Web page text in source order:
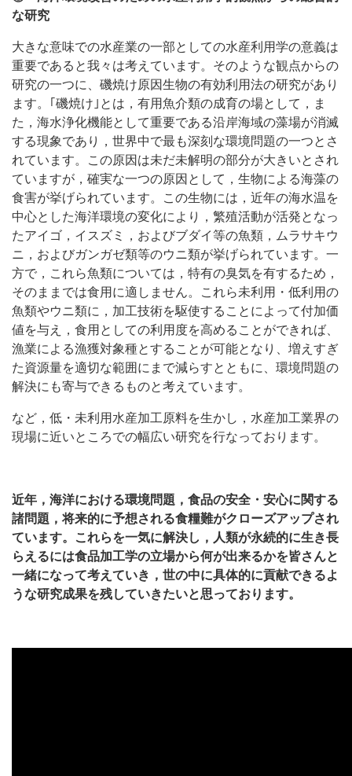
な研究
大きな意味での水産業の一部としての水産利用学の意義は
重要であると我々は考えています。そのような観点からの
研究の一つに、磯焼け原因生物の有効利用法の研究があり
ます。｢磯焼け｣とは，有用魚介類の成育の場として，ま
た，海水浄化機能として重要である沿岸海域の藻場が消滅
する現象であり，世界中で最も深刻な環境問題の一つとさ
れています。この原因は未だ未解明の部分が大きいとされ
ていますが，確実な一つの原因として，生物による海藻の
食害が挙げられています。この生物には，近年の海水温を
中心とした海洋環境の変化により，繁殖活動が活発となっ
たアイゴ，イスズミ，およびブダイ等の魚類，ムラサキウ
ニ，およびガンガゼ類等のウニ類が挙げられています。一
方で，これら魚類については，特有の臭気を有するため，
そのままでは食用に適しません。これら未利用・低利用の
魚類やウニ類に，加工技術を駆使することによって付加価
値を与え，食用としての利用度を高めることができれば、
漁業による漁獲対象種とすることが可能となり、増えすぎ
た資源量を適切な範囲にまで減らすとともに、環境問題の
解決にも寄与できるものと考えています。
など，低・未利用水産加工原料を生かし，水産加工業界の
現場に近いところでの幅広い研究を行なっております。
近年，海洋における環境問題，食品の安全・安心に関する
諸問題，将来的に予想される食糧難がクローズアップされ
ています。これらを一気に解決し，人類が永続的に生き長
らえるには食品加工学の立場から何が出来るかを皆さんと
一緒になって考えていき，世の中に具体的に貢献できるよ
うな研究成果を残していきたいと思っております。